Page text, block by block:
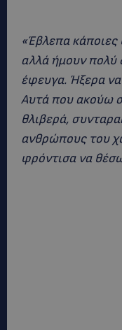
«Έβλεπα κάποιες
αλλά ήμουν πολύ
έφευγα. Ήξερα
Αυτά που ακούω
θλιβερά,
ανθρώπους του
φρόντισα να